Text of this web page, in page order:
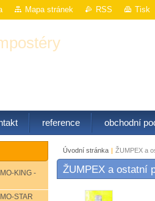
Mapa stránek RSS Tisk
reference obchodní
Úvodní stránka | ŽUMPEX a
ŽUMPEX a ostatní
KING -
STAR